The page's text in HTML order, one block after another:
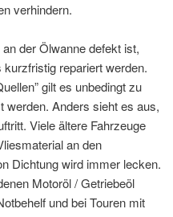
verhindern.
der Ölwanne defekt ist,
repariert werden.
gilt es unbedingt zu
werden. Anders sieht es aus,
Viele ältere Fahrzeuge
an den
Dichtung wird immer lecken.
Motoröl / Getriebeöl
und bei Touren mit